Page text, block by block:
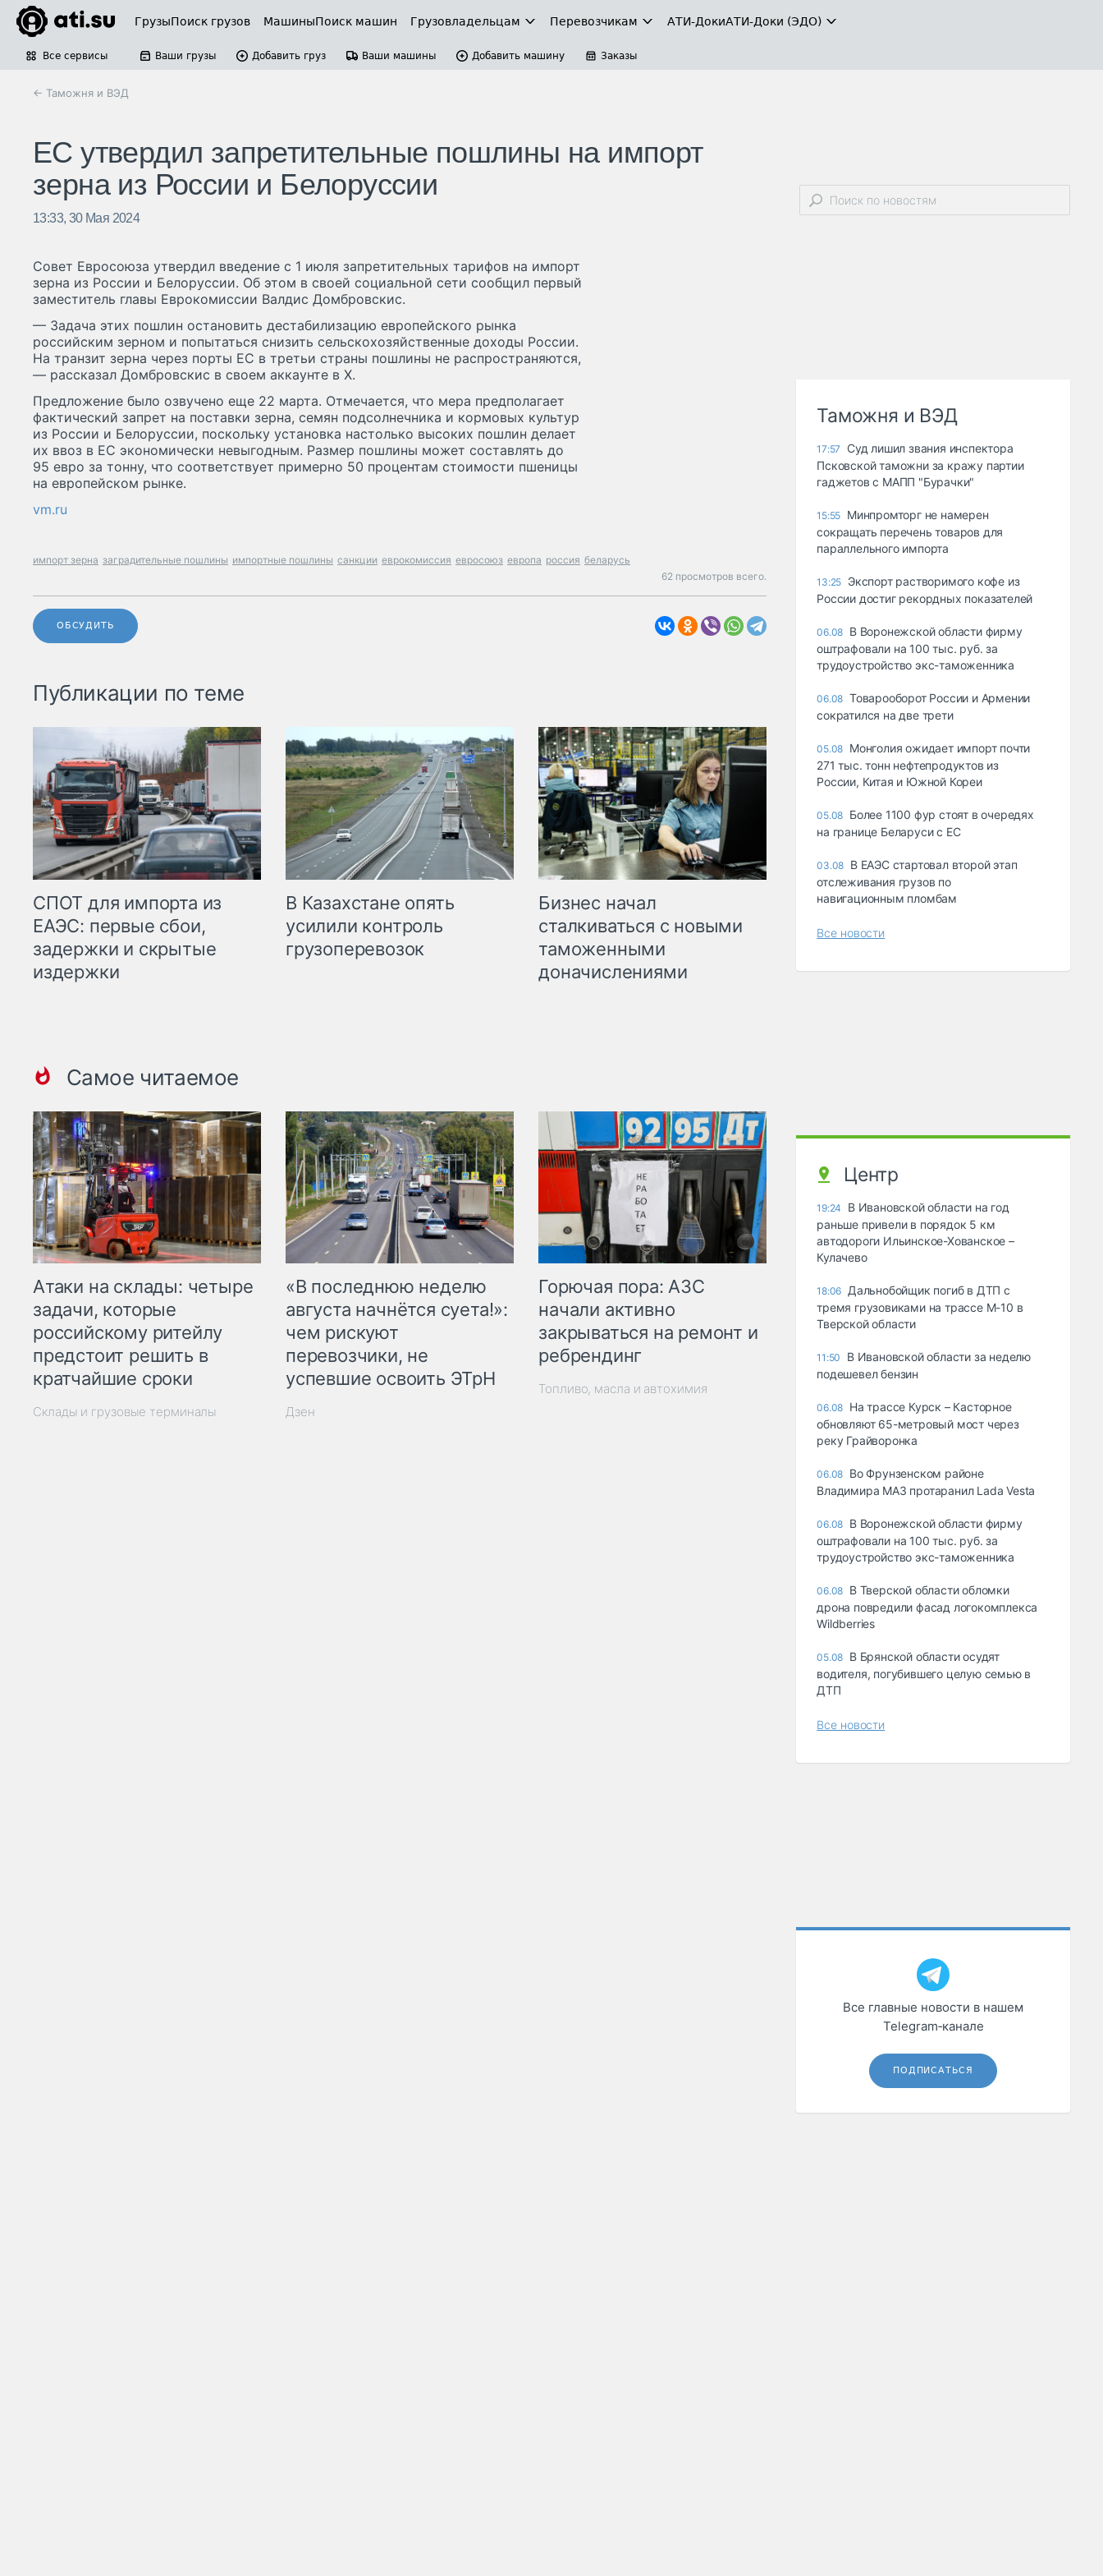
ГрузыПоиск грузов МашиныПоиск машин Грузовладельцам Перевозчикам АТИ-ДокиАТИ-Доки (ЭДО)
Все сервисы Ваши грузы Добавить груз Ваши машины Добавить машину Заказы
← Таможня и ВЭД
ЕС утвердил запретительные пошлины на импорт
зерна из России и Белоруссии
13:33, 30 Мая 2024
Совет Евросоюза утвердил введение с 1 июля запретительных тарифов на импорт
зерна из России и Белоруссии. Об этом в своей социальной сети сообщил первый
заместитель главы Еврокомиссии Валдис Домбровскис.
— Задача этих пошлин остановить дестабилизацию европейского рынка
российским зерном и попытаться снизить сельскохозяйственные доходы России.
На транзит зерна через порты ЕС в третьи страны пошлины не распространяются,
— рассказал Домбровскис в своем аккаунте в X.
Предложение было озвучено еще 22 марта. Отмечается, что мера предполагает
фактический запрет на поставки зерна, семян подсолнечника и кормовых культур
из России и Белоруссии, поскольку установка настолько высоких пошлин делает
их ввоз в ЕС экономически невыгодным. Размер пошлины может составлять до
95 евро за тонну, что соответствует примерно 50 процентам стоимости пшеницы
на европейском рынке.
vm.ru
импорт зерна заградительные пошлины импортные пошлины санкции еврокомиссия евросоюз европа россия беларусь
62 просмотров всего.
ОБСУДИТЬ
Публикации по теме
СПОТ для импорта из
ЕАЭС: первые сбои,
задержки и скрытые
издержки
В Казахстане опять
усилили контроль
грузоперевозок
Бизнес начал
сталкиваться с новыми
таможенными
доначислениями
Самое читаемое
Атаки на склады: четыре
задачи, которые
российскому ритейлу
предстоит решить в
кратчайшие сроки
Склады и грузовые терминалы
«В последнюю неделю
августа начнётся суета!»:
чем рискуют
перевозчики, не
успевшие освоить ЭТрН
Дзен
Горючая пора: АЗС
начали активно
закрываться на ремонт и
ребрендинг
Топливо, масла и автохимия
Таможня и ВЭД
17:57
Суд лишил звания инспектора
Псковской таможни за кражу партии
гаджетов с МАПП "Бурачки"
15:55 Минпромторг не намерен
сокращать перечень товаров для
параллельного импорта
13:25 Экспорт растворимого кофе из
России достиг рекордных показателей
06.08 В Воронежской области фирму
оштрафовали на 100 тыс. руб. за
трудоустройство экс-таможенника
06.08 Товарооборот России и Армении
сократился на две трети
05.08 Монголия ожидает импорт почти
271 тыс. тонн нефтепродуктов из
России, Китая и Южной Кореи
05.08 Более 1100 фур стоят в очередях
на границе Беларуси с ЕС
03.08 В ЕАЭС стартовал второй этап
отслеживания грузов по
навигационным пломбам
Все новости
Центр
19:24
В Ивановской области на год
раньше привели в порядок 5 км
автодороги Ильинское-Хованское –
Кулачево
18:06 Дальнобойщик погиб в ДТП с
тремя грузовиками на трассе М-10 в
Тверской области
11:50
В Ивановской области за неделю
подешевел бензин
06.08 На трассе Курск – Касторное
обновляют 65-метровый мост через
реку Грайворонка
06.08 Во Фрунзенском районе
Владимира МАЗ протаранил Lada Vesta
06.08 В Воронежской области фирму
оштрафовали на 100 тыс. руб. за
трудоустройство экс-таможенника
06.08 В Тверской области обломки
дрона повредили фасад логокомплекса
Wildberries
05.08 В Брянской области осудят
водителя, погубившего целую семью в
ДТП
Все новости
Все главные новости в нашем
Telegram‑канале
ПОДПИСАТЬСЯ